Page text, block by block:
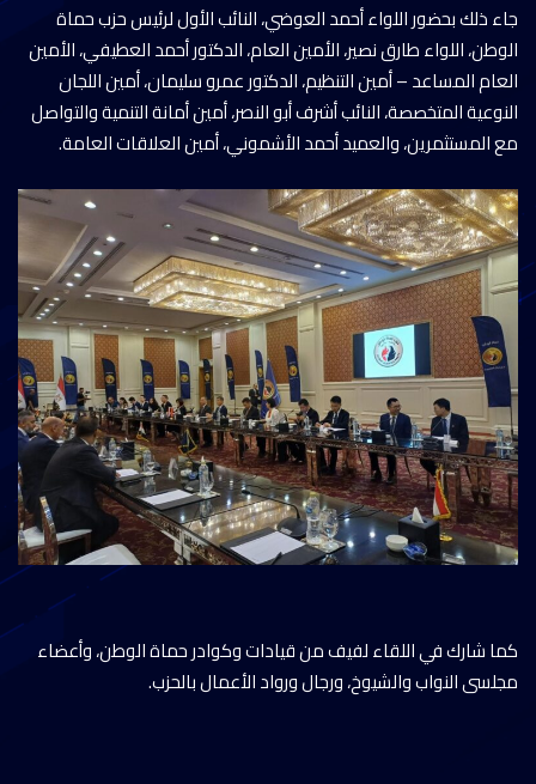
جاء ذلك بحضور اللواء أحمد العوضي، النائب الأول لرئيس حزب حماة
الوطن، اللواء طارق نصير، الأمين العام، الدكتور أحمد العطيفي، الأمين
العام المساعد – أمين التنظيم، الدكتور عمرو سليمان، أمين اللجان
النوعية المتخصصة، النائب أشرف أبو النصر، أمين أمانة التنمية والتواصل
مع المستثمرين، والعميد أحمد الأشموني، أمين العلاقات العامة.
كما شارك في اللقاء لفيف من قيادات وكوادر حماة الوطن، وأعضاء
مجلسى النواب والشيوخ، ورجال ورواد الأعمال بالحزب.